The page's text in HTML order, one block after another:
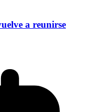
a reunirse